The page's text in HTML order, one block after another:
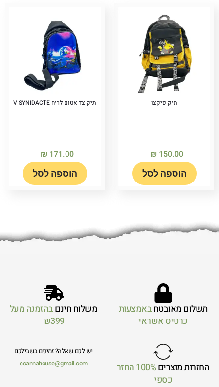
תיק פיקצו
₪ 150.00
הוספה לסל
תיק צד אטום לריח V SYNIDACTE
₪ 171.00
הוספה לסל
תשלום מאובטחבאמצעות
כרטיס אשראי
משלוח חינםבהזמנה מעל
₪399
החזרות מוצרים
100% החזר
כספי
יש לכם שאלה? זמינים בשבילכם
ccannahouse@gmail.com